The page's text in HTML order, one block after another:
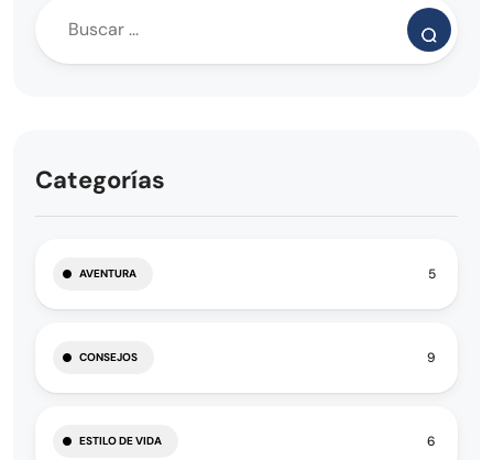
Categorías
AVENTURA 5
CONSEJOS 9
ESTILO DE VIDA 6